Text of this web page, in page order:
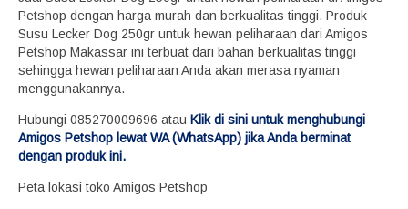
Petshop dengan harga murah dan berkualitas tinggi. Produk
Susu Lecker Dog 250gr untuk hewan peliharaan dari Amigos
Petshop Makassar ini terbuat dari bahan berkualitas tinggi
sehingga hewan peliharaan Anda akan merasa nyaman
menggunakannya.
Hubungi 085270009696 atau Klik di sini untuk menghubungi
Amigos Petshop lewat WA (WhatsApp) jika Anda berminat
dengan produk ini.
Peta lokasi toko Amigos Petshop